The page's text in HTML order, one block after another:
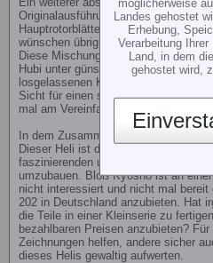
Originalausführung ist der Heli in der
Hauptrotorblätter extrem
wünschen übrig und der Heli neigt im
Diese Mischung habe ich an
Hubi unter günstigen Bedingungen
losgelassenen Knüppeln in der Luft
Sicht für einen solchen Kleinheli ein
mal am Vereinfachen. Wenn ich
In dem Zusammenhang eine Frage
Dieser Heli ist durch ein paar
faszinierenden und relativ
umzubauen. Bloß Kyosho ist an
nicht interessiert und nicht mal
202 in Deutschland anzubieten. Hat
die Teile in einer Kleinserie zu
bezahlbaren Preisen anzubieten?
Zeichnungen helfen, andere sicher
dieses Helis gewaltig aufwerten.
Landes gehostet
Erhebung,
Verarbeitung Ihrer
Land, in dem
gehostet wird,